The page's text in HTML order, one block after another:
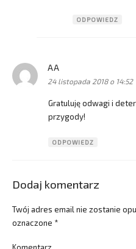
ODPOWIEDZ
AA
24 listopada 2018 o 14:52
Gratuluję odwagi i
przygody!
ODPOWIEDZ
Dodaj komentarz
Twój adres email nie zostanie
oznaczone *